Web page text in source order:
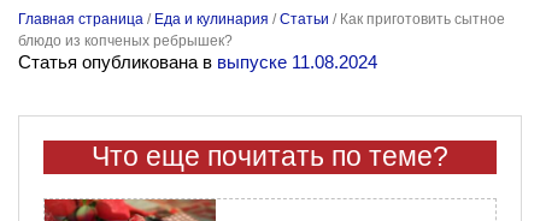
Главная страница / Еда и кулинария /Статьи / Как приготовить сытное
блюдо из копченых ребрышек?
Статья опубликована в выпуске 11.08.2024
Что еще почитать по теме?